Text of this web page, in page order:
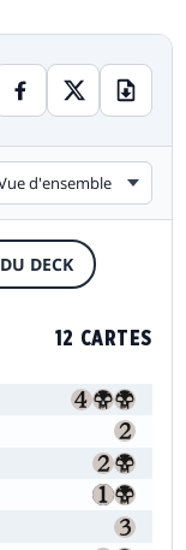
d'ensemble
DECK
12 CARTES